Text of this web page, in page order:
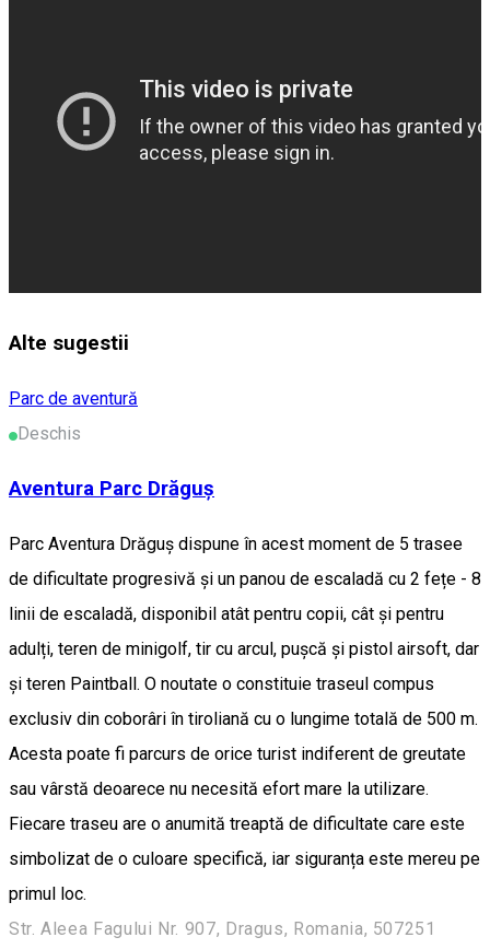
Alte sugestii
Parc de aventură
Deschis
Aventura Parc Drăguș
Parc Aventura Drăguș dispune în acest moment de 5 trasee
de dificultate progresivă și un panou de escaladă cu 2 fețe - 8
linii de escaladă, disponibil atât pentru copii, cât și pentru
adulți, teren de minigolf, tir cu arcul, pușcă și pistol airsoft, dar
și teren Paintball. O noutate o constituie traseul compus
exclusiv din coborâri în tiroliană cu o lungime totală de 500 m.
Acesta poate fi parcurs de orice turist indiferent de greutate
sau vârstă deoarece nu necesită efort mare la utilizare.
Fiecare traseu are o anumită treaptă de dificultate care este
simbolizat de o culoare specifică, iar siguranța este mereu pe
primul loc.
Str. Aleea Fagului Nr. 907, Dragus, Romania, 507251